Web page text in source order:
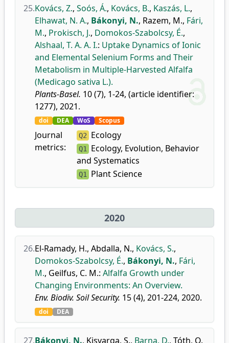
25.Kovács, Z., Soós, Á., Kovács, B., Kaszás, L.,
Elhawat, N. A., Bákonyi, N., Razem, M., Fári,
M., Prokisch, J., Domokos-Szabolcsy, É.,
Alshaal, T. A. A. I.: Uptake Dynamics of Ionic
and Elemental Selenium Forms and Their
Metabolism in Multiple-Harvested Alfalfa
(Medicago sativa L.).
Plants-Basel. 10 (7), 1-24, (article identifier:
1277), 2021.
doi DEA WoS Scopus
Journal
metrics:
Q2 Ecology
Q1 Ecology, Evolution, Behavior
and Systematics
Q1 Plant Science
2020
26.El-Ramady, H., Abdalla, N., Kovács, S.,
Domokos-Szabolcsy, É., Bákonyi, N., Fári,
M., Geilfus, C. M.: Alfalfa Growth under
Changing Environments: An Overview.
Env. Biodiv. Soil Security. 15 (4), 201-224, 2020.
doi DEA
27.Bákonyi, N., Kisvarga, S., Barna, D., Tóth, O.